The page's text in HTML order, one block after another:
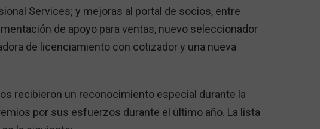
Services; y mejoras al portal de socios, entre
de apoyo para ventas, nuevo seleccionador
de licenciamiento con cotizador y una nueva
recibieron un reconocimiento especial durante la
por sus esfuerzos durante el último año. La lista